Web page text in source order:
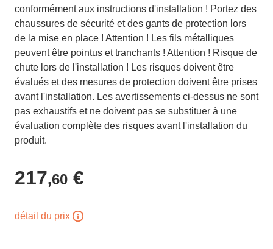
conformément aux instructions d'installation ! Portez des
chaussures de sécurité et des gants de protection lors
de la mise en place ! Attention ! Les fils métalliques
peuvent être pointus et tranchants ! Attention ! Risque de
chute lors de l'installation ! Les risques doivent être
évalués et des mesures de protection doivent être prises
avant l'installation. Les avertissements ci-dessus ne sont
pas exhaustifs et ne doivent pas se substituer à une
évaluation complète des risques avant l'installation du
produit.
217,60 €
détail du prix